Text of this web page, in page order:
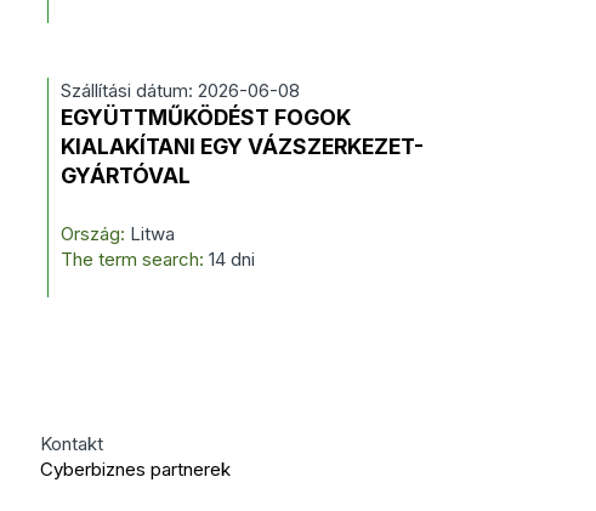
Szállítási dátum: 2026-06-08
EGYÜTTMŰKÖDÉST FOGOK
KIALAKÍTANI EGY VÁZSZERKEZET-
GYÁRTÓVAL
Ország: Litwa
The term search: 14 dni
Kontakt
Cyberbiznes partnerek